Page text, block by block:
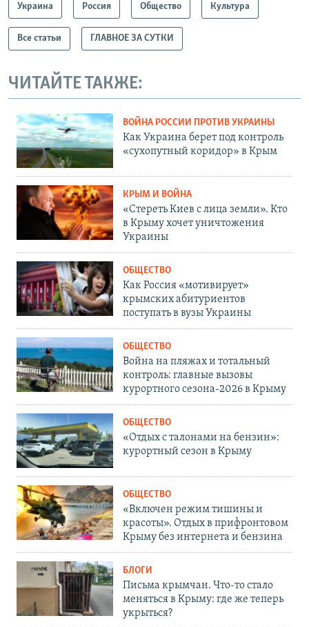
Украина Россия Общество Культура
Все статьи ГЛАВНОЕ ЗА СУТКИ
ЧИТАЙТЕ ТАКЖЕ:
ВОЙНА РОССИИ ПРОТИВ УКРАИНЫ
Как Украина берет под контроль
«сухопутный коридор» в Крым
КРЫМ И ВОЙНА
«Стереть Киев с лица земли». Кто
в Крыму хочет уничтожения
Украины
ОБЩЕСТВО
Как Россия «мотивирует»
крымских абитуриентов
поступать в вузы Украины
ОБЩЕСТВО
Война на пляжах и тотальный
контроль: главные вызовы
курортного сезона-2026 в Крыму
ОБЩЕСТВО
«Отдых с талонами на бензин»:
курортный сезон в Крыму
ОБЩЕСТВО
«Включен режим тишины и
красоты». Отдых в прифронтовом
Крыму без интернета и бензина
БЛОГИ
Письма крымчан. Что-то стало
меняться в Крыму: где же теперь
укрыться?